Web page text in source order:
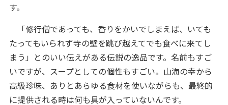
す。
「修行僧であっても、香りをかいでしまえば、いても
たってもいられず寺の壁を跳び越えてでも食べに来てし
まう」とのいい伝えがある伝説の逸品です。名前もすご
いですが、スープとしての個性もすごい。山海の幸から
高級珍味、ありとあらゆる食材を使いながらも、最終的
に提供される時は何も具が入っていないんです。